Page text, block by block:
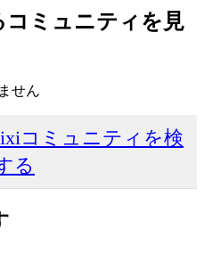
コミュニティを見
せん
コミュニティを検
る